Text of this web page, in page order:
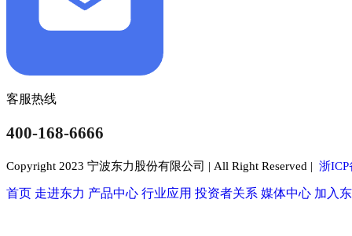
客服热线
400-168-6666
Copyright 2023 宁波东力股份有限公司 | All Right Reserved | 浙ICP
首页 走进东力 产品中心 行业应用 投资者关系 媒体中心 加入